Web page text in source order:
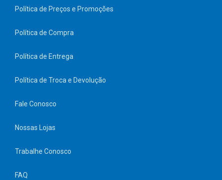
Política de Preços e Promoções
Política de Compra
Política de Entrega
Política de Troca e Devolução
Fale Conosco
Nossas Lojas
Trabalhe Conosco
FAQ